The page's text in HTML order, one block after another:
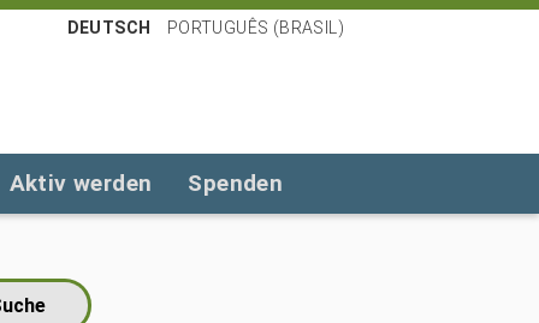
DEUTSCH PORTUGUÊS (BRASIL)
Aktiv werden Spenden